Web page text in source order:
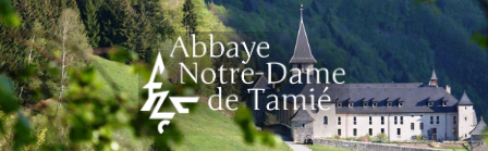
Aller
au
contenu.
|
Aller
à
la
navigation
Outils
personnels
Chercher par
Recherche
avancée…